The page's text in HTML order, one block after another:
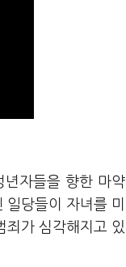
자들을 향한 마약
당들이 자녀를 미
죄가 심각해지고 있